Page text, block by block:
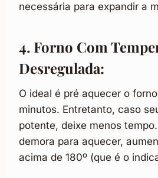
necessária para expandir a
4. Forno Com
Desregulada:
O ideal é pré aquecer o
minutos. Entretanto, caso
potente, deixe menos
demora para aquecer,
acima de 180º (que é o